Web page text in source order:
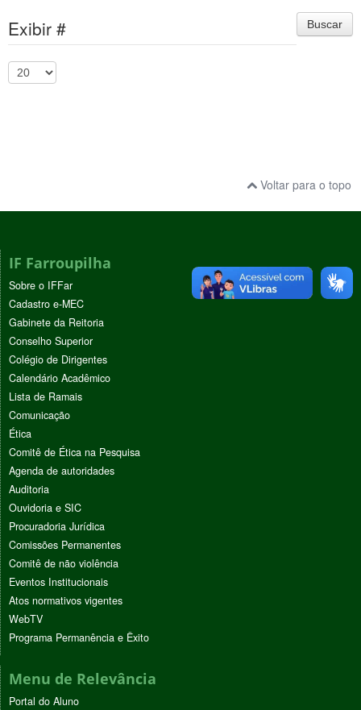
Buscar
Exibir #
Voltar para o topo
IF Farroupilha
Sobre o IFFar
Cadastro e-MEC
Gabinete da Reitoria
Conselho Superior
Colégio de Dirigentes
Calendário Acadêmico
Lista de Ramais
Comunicação
Ética
Comitê de Ética na Pesquisa
Agenda de autoridades
Auditoria
Ouvidoria e SIC
Procuradoria Jurídica
Comissões Permanentes
Comitê de não violência
Eventos Institucionais
Atos normativos vigentes
WebTV
Programa Permanência e Êxito
Menu de Relevância
Portal do Aluno